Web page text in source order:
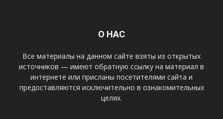
О НАС
Все материалы на данном сайте взяты из открытых
источников — имеют обратную ссылку на материал в
интернете или присланы посетителями сайта и
предоставляются исключительно в ознакомительных
целях.